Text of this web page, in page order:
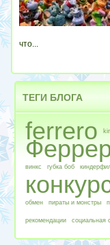
что...
ТЕГИ БЛОГА
ferrero
винкс губка боб
обмен пираты и монстры
рекомендации социальная